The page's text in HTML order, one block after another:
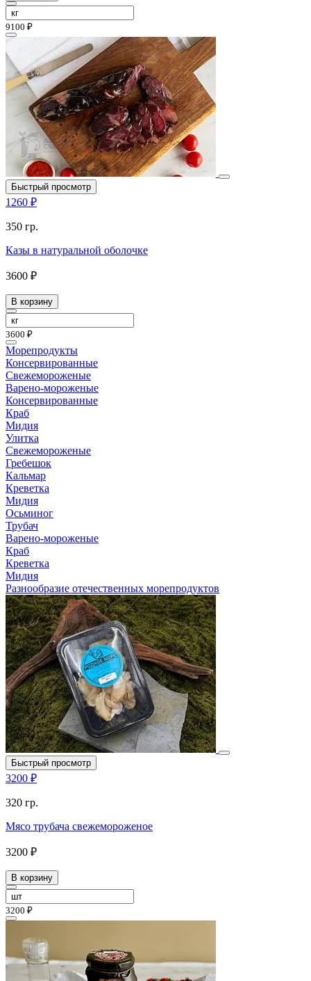
9100 ₽
Быстрый просмотр
1260 ₽
350 гр.
Казы в натуральной оболочке
3600 ₽
В корзину
3600 ₽
Морепродукты
Консервированные
Свежемороженые
Варено-мороженые
Консервированные
Краб
Мидия
Улитка
Свежемороженые
Гребешок
Кальмар
Креветка
Мидия
Осьминог
Трубач
Варено-мороженые
Краб
Креветка
Мидия
Разнообразие отечественных морепродуктов
Быстрый просмотр
3200 ₽
320 гр.
Мясо трубача свежемороженое
3200 ₽
В корзину
3200 ₽